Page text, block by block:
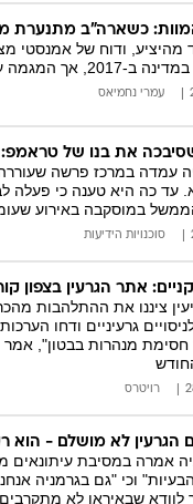
כשארה"ב מתנערת
ודוח של אמנסטי
עקבית, ברורה ודרמטית
עמרי נחמיאס
את בנו של
עמדה במרכז פרשה
עד כה היא טענה כי
במוסקבה באירוע
סוכנויות הידיעות
אתר הגרעין בצפון
ציננו את ההתלהבות
גרעיניים ודחו
חסימת מנהרות בבטון", אמר
רויטרס
הגרעין לא מושלם - הוא
אמרה במסיבת
וכי "גם בגרמניה
לוודא שבאיראן לא